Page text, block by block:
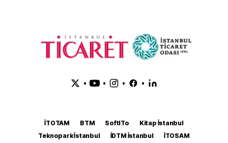
• • • •
İTOTAM BTM SoftITo
Kitap İstanbul
Teknopark İstanbul
İDTM İstanbul
İTOSAM